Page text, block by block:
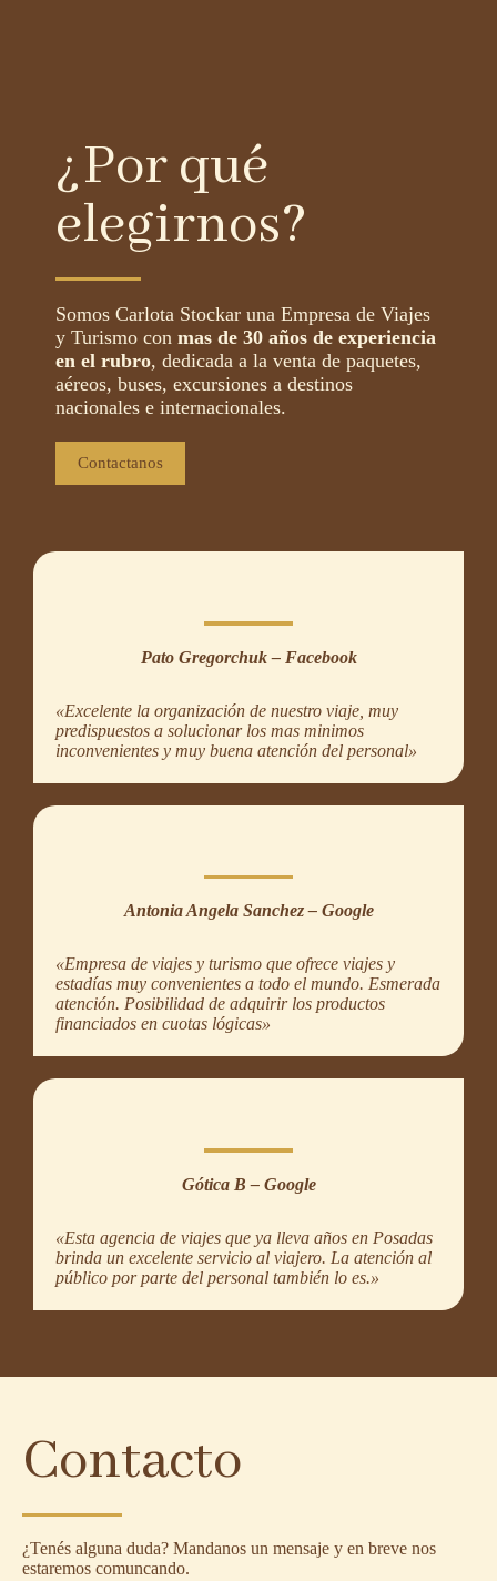
Pato Gregorchuk – Facebook
«Excelente la organización de nuestro viaje, muy
predispuestos a solucionar los mas minimos
inconvenientes y muy buena atención del personal»
Antonia Angela Sanchez – Google
«Empresa de viajes y turismo que ofrece viajes y
estadías muy convenientes a todo el mundo. Esmerada
atención. Posibilidad de adquirir los productos
financiados en cuotas lógicas»
Gótica B – Google
«Esta agencia de viajes que ya lleva años en Posadas
brinda un excelente servicio al viajero. La atención al
público por parte del personal también lo es.»
¿Por qué
elegirnos?
Somos Carlota Stockar una Empresa de Viajes
y Turismo con mas de 30 años de experiencia
en el rubro, dedicada a la venta de paquetes,
aéreos, buses, excursiones a destinos
nacionales e internacionales.
Contactanos
Contacto
¿Tenés alguna duda? Mandanos un mensaje y en breve nos
estaremos comuncando.